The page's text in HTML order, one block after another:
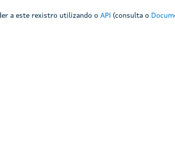
a este rexistro utilizando o API (consulta o